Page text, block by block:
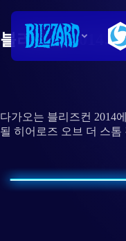
블리즈컨 2014
다가오는 블리즈컨 2014
될 히어로즈 오브 더 스